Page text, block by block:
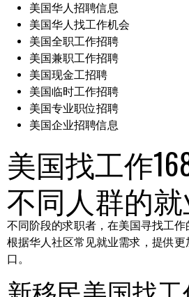
美国华人招聘信息
美国华人找工作机会
美国全职工作招聘
美国兼职工作招聘
美国现金工招聘
美国临时工作招聘
美国专业职位招聘
美国企业招聘信息
美国找工作
不同人群的
不同阶段的求职者，在美国寻找工
根据华人社区常见就业需求，提供更
口。